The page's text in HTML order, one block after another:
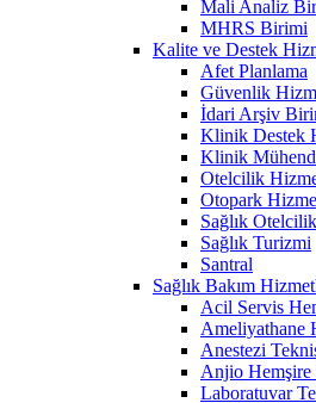
Mali Analiz
MHRS Birimi
Kalite ve Destek
Afet Planlama
Güvenlik
İdari Arşiv
Klinik Destek
Klinik
Otelcilik
Otopark
Sağlık
Sağlık Turizmi
Santral
Sağlık Bakım
Acil Servis
Ameliyathane
Anestezi
Anjio Hemşire
Laboratuvar